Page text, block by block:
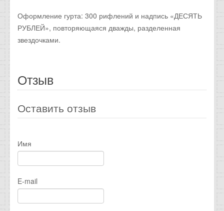
Оформление гурта: 300 рифлений и надпись «ДЕСЯТЬ
РУБЛЕЙ», повторяющаяся дважды, разделенная
звездочками.
Отзыв
Оставить отзыв
Имя
E-mail